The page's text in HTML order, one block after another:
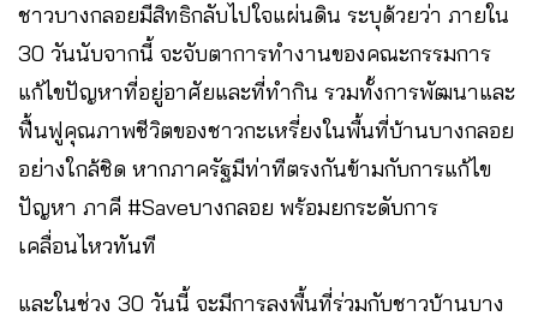
ชาวบางกลอยมีสิทธิกลับไปใจแผ่นดิน ระบุด้วยว่า ภายใน
30 วันนับจากนี้ จะจับตาการทำงานของคณะกรรมการ
แก้ไขปัญหาที่อยู่อาศัยและที่ทำกิน รวมทั้งการพัฒนาและ
ฟื้นฟูคุณภาพชีวิตของชาวกะเหรี่ยงในพื้นที่บ้านบางกลอย
อย่างใกล้ชิด หากภาครัฐมีท่าทีตรงกันข้ามกับการแก้ไข
ปัญหา ภาคี #Saveบางกลอย พร้อมยกระดับการ
เคลื่อนไหวทันที
และในช่วง 30 วันนี้ จะมีการลงพื้นที่ร่วมกับชาวบ้านบาง